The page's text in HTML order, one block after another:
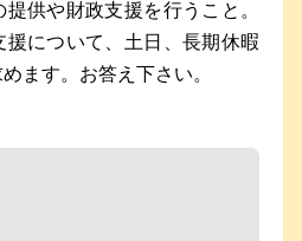
供や財政支援を行うこと。
援について、土日、長期休暇
ます。お答え下さい。